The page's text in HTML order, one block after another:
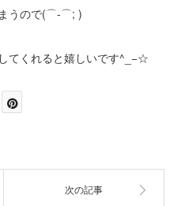
まうので(⌒-⌒; )
てくれると嬉しいです^_−☆
次の記事